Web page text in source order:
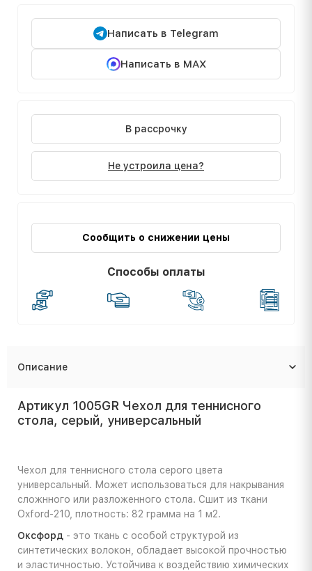
Написать в Telegram
Написать в MAX
В рассрочку
Не устроила цена?
Сообщить о снижении цены
Способы оплаты
Описание
Артикул 1005GR Чехол для теннисного
стола, серый, универсальный
Чехол для теннисного стола серого цвета
универсальный. Может использоваться для накрывания
сложнного или разложенного стола. Сшит из ткани
Oxford-210, плотность: 82 грамма на 1 м2.
Оксфорд - это ткань с особой структурой из
синтетических волокон, обладает высокой прочностью
и эластичностью. Устойчива к воздействию химических